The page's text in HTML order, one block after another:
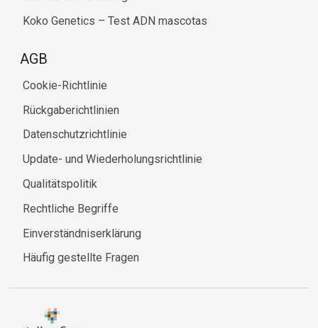
Koko Genetics – Test ADN mascotas
AGB
Cookie-Richtlinie
Rückgaberichtlinien
Datenschutzrichtlinie
Update- und Wiederholungsrichtlinie
Qualitätspolitik
Rechtliche Begriffe
Einverständniserklärung
Häufig gestellte Fragen